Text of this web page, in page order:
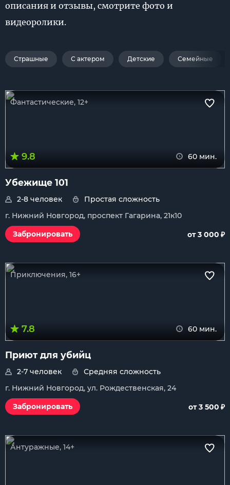
описания и отзывы, смотрите фото и
видеоролики.
Страшные С актером Детские Семейные
Фантастические, 12+
9.8 60 мин.
Убежище 101
2-8 человек
Простая сложность
г. Нижний Новгород, проспект Гагарина, 21к10
Забронировать
от 3 000 ₽
Приключения, 16+
7.8 60 мин.
Приют для убийц
2-7 человек
Средняя сложность
г. Нижний Новгород, ул. Рождественская, 24
Забронировать
от 3 500 ₽
Антуражные, 14+